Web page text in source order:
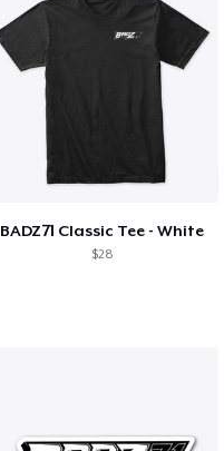
BADZ71 Classic Tee - White
$28